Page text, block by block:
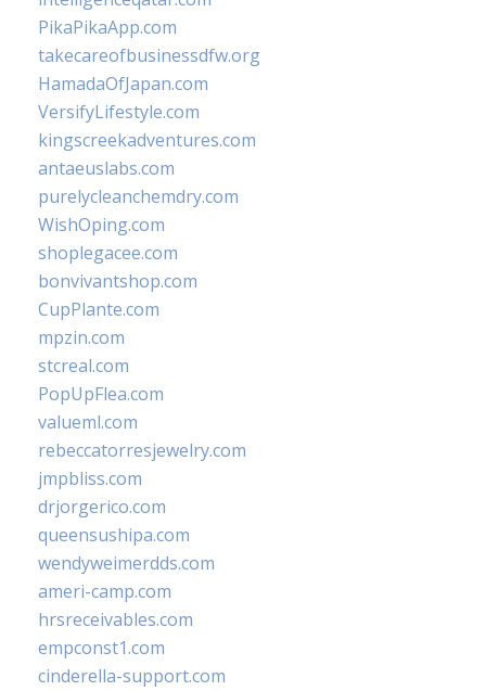
PikaPikaApp.com
takecareofbusinessdfw.org
HamadaOfJapan.com
VersifyLifestyle.com
kingscreekadventures.com
antaeuslabs.com
purelycleanchemdry.com
WishOping.com
shoplegacee.com
bonvivantshop.com
CupPlante.com
mpzin.com
stcreal.com
PopUpFlea.com
valueml.com
rebeccatorresjewelry.com
jmpbliss.com
drjorgerico.com
queensushipa.com
wendyweimerdds.com
ameri-camp.com
hrsreceivables.com
empconst1.com
cinderella-support.com